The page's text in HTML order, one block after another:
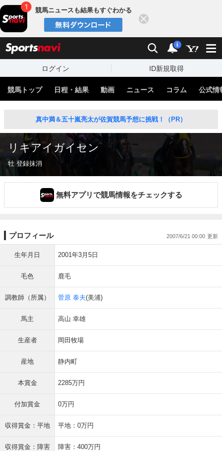
競馬ニュースも結果もすぐわかる
検索 通知
i
ログイン ID新規取得
競馬トップ 日程・結果 動画 ニュース コラム 公式情
真中満＆五十嵐亮太が佐賀競馬予想に挑戦！（PR）
リキアイガイセン
牡 登録抹消
無料アプリで競馬情報をチェックする
プロフィール 2007/6/21 00:00
生年月日 2001年3月5日
毛色 鹿毛
調教師（所属） 菅原 泰夫(美浦)
馬主 高山 幸雄
生産者 岡田牧場
産地 静内町
本賞金 2285万円
付加賞金 0万円
収得賞金：平地 平地：0万円
収得賞金：障害 障害：400万円